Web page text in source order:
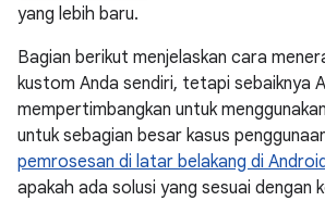
yang lebih baru.
Bagian berikut menjelaskan cara
kustom Anda sendiri, tetapi sebaiknya
mempertimbangkan untuk
untuk sebagian besar kasus
pemrosesan di latar belakang di
apakah ada solusi yang sesuai dengan